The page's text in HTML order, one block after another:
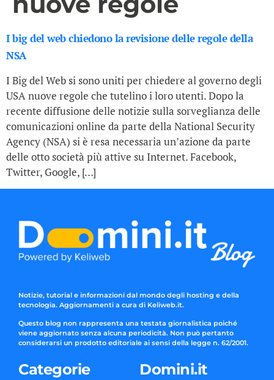
I big del web chiedono la revisione delle regole della
NSA
I Big del Web si sono uniti per chiedere al governo degli
USA nuove regole che tutelino i loro utenti. Dopo la
recente diffusione delle notizie sulla sorveglianza delle
comunicazioni online da parte della National Security
Agency (NSA) si è resa necessaria un’azione da parte
delle otto società più attive su Internet. Facebook,
Twitter, Google, […]
Notizie, tutorial e informazioni dal mondo degli hosting e della
tecnologia. Aggiornamenti a cura di Keliweb.it.
Questo blog non rappresenta una testata giornalistica poiché
viene aggiornato senza alcuna periodicità. Non può pertanto
considerarsi un prodotto editoriale ai sensi della legge n. 62/2001.
Categorie Domini.it